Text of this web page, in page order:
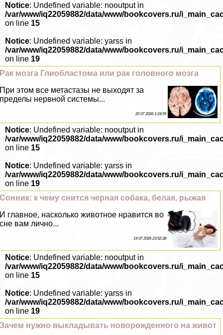
Notice: Undefined variable: nooutput in
/var/www/iq22059882/data/www/bookcovers.ru/
on line 15
Notice: Undefined variable: yarss in
/var/www/iq22059882/data/www/bookcovers.ru/
on line 19
Paк мозга Глиобластома или paк головного мозга
При этом все метастазы не выходят за
пределы нервной системы...
20 07 2026 1:24:55
Notice: Undefined variable: nooutput in
/var/www/iq22059882/data/www/bookcovers.ru/
on line 15
Notice: Undefined variable: yarss in
/var/www/iq22059882/data/www/bookcovers.ru/
on line 19
Сонник: к чему снится черная собака, белая, рыжая
И главное, насколько животное нравится во
сне вам лично...
19 07 2026 23:52:38
Notice: Undefined variable: nooutput in
/var/www/iq22059882/data/www/bookcovers.ru/
on line 15
Notice: Undefined variable: yarss in
/var/www/iq22059882/data/www/bookcovers.ru/
on line 19
Зачем нужно выкладывать новорожденного на живот